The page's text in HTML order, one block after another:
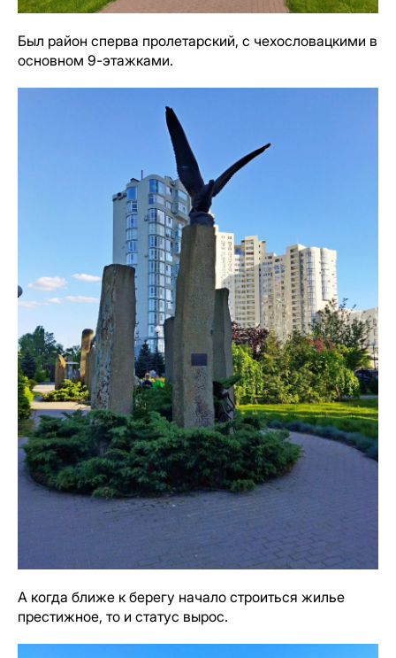
Был район сперва пролетарский, с чехословацкими в
основном 9-этажками.
А когда ближе к берегу начало строиться жилье
престижное, то и статус вырос.